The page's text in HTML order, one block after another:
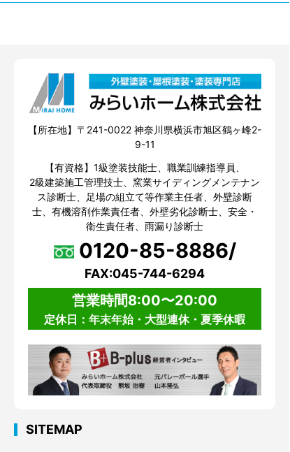
【所在地】〒241-0022 神奈川県横浜市旭区鶴ヶ峰2-
9-11
【有資格】1級塗装技能士、職業訓練指導員、
2級建築施工管理技士、窯業サイディングメンテナン
ス診断士、足場の組立て等作業主任者、外壁診断
士、有機溶剤作業責任者、外壁劣化診断士、安全・
衛生責任者、雨漏り診断士
0120-85-8886/
FAX:045-744-6294
営業時間8:00〜20:00
定休日：年末年始・大型連休・夏季休暇
SITEMAP